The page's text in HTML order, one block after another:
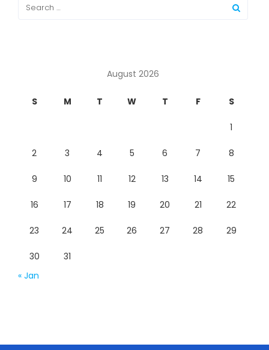
August 2026
S M T W T F S
1
2 3 4 5 6 7 8
9 10 11 12 13 14 15
16 17 18 19 20 21 22
23 24 25 26 27 28 29
30
31
« Jan